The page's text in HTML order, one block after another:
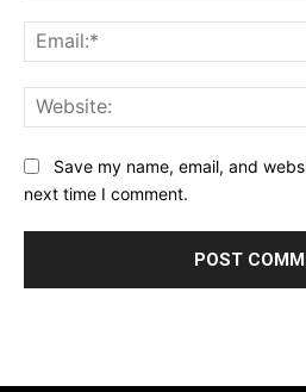
Save my name, email, and
next time I comment.